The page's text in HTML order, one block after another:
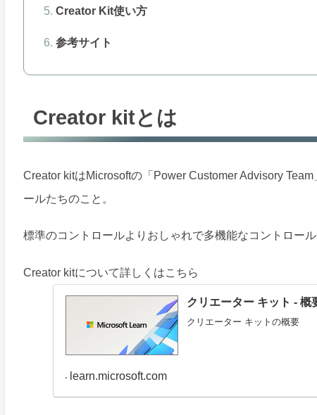
Creator Kit使い方
参考サイト
Creator kitとは
Creator kitはMicrosoftの「Power Customer Advisory
ールたちのこと。
標準のコントロールよりおしゃれで多機能なコントロー
Creator kitについて詳しくはこちら
クリエーター キット -
クリエーター キットの概要
learn.microsoft.com